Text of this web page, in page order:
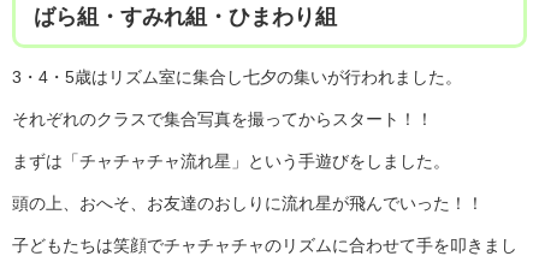
ばら組・すみれ組・ひまわり組
3・4・5歳はリズム室に集合し七夕の集いが行われました。
それぞれのクラスで集合写真を撮ってからスタート！！
まずは「チャチャチャ流れ星」という手遊びをしました。
頭の上、おへそ、お友達のおしりに流れ星が飛んでいった！！
子どもたちは笑顔でチャチャチャのリズムに合わせて手を叩きまし